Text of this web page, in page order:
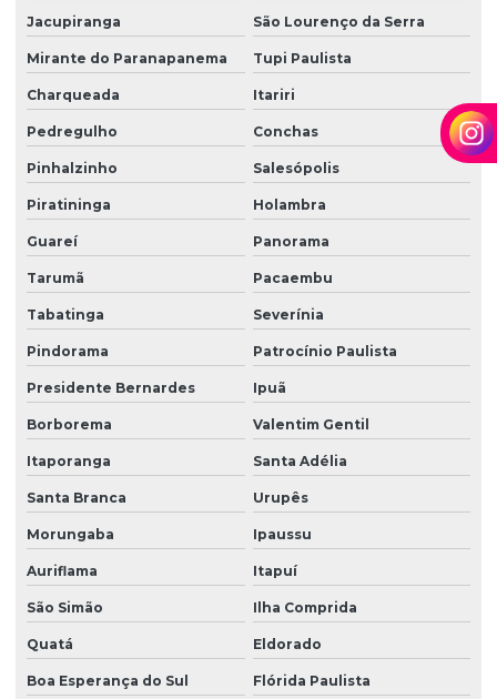
Zelador terceirizado
Zeladoria condominial
Zeladoria de condomínios
Zeladoria e limpeza
Jacupiranga São Lourenço da Serra
Mirante do Paranapanema Tupi Paulista
Charqueada Itariri
Pedregulho Conchas
Pinhalzinho Salesópolis
Piratininga Holambra
Guareí Panorama
Tarumã Pacaembu
Tabatinga Severínia
Pindorama Patrocínio Paulista
Presidente Bernardes Ipuã
Borborema Valentim Gentil
Itaporanga Santa Adélia
Santa Branca Urupês
Morungaba Ipaussu
Auriflama Itapuí
São Simão Ilha Comprida
Quatá Eldorado
Boa Esperança do Sul Flórida Paulista